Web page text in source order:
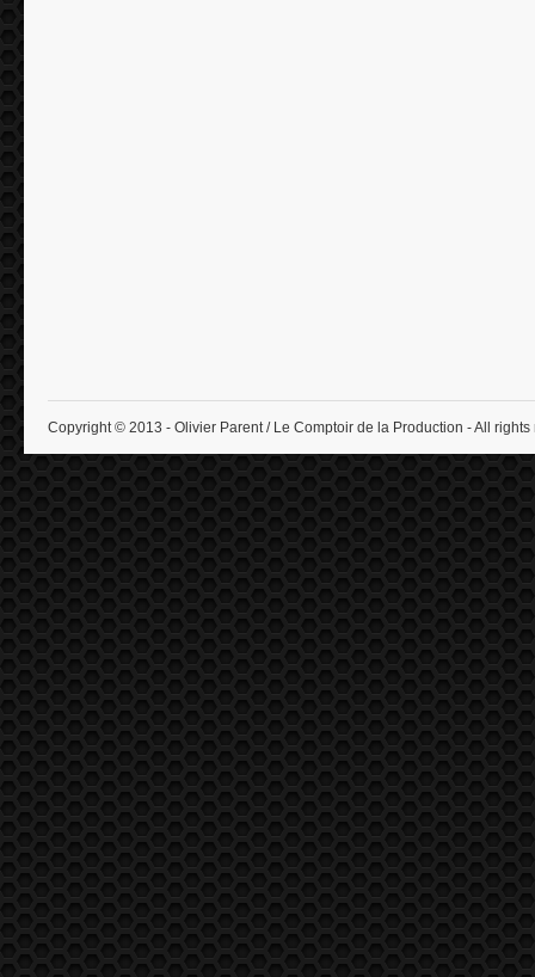
Copyright © 2013 - Olivier Parent / Le Comptoir de la Production - All rights